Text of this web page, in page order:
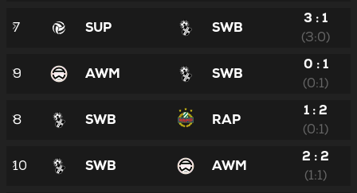
7 SUP SWB
3 : 1
(3:0)
9 AWM SWB
0 : 1
(0:1)
8 SWB RAP
1 : 2
(0:1)
10 SWB AWM
2 : 2
(1:1)